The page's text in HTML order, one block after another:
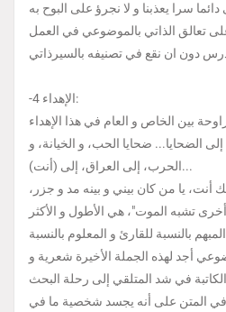
تعالق الذاتي بالموضوعي في العمل
-4 الإهداء:
إلى الضحايا... ضحايا الحب، و الخيانة، و
الحرب، إلى العراق، إلى (أنت)...
أنت، يا من كان بيني و بينه مد و جزر،
تشبه الموت"، هي الأطول و الأكثر
بالنسبة للقارئ و المعلوم بالنسبة
أجد لهذه الجملة الأخيرة شعرية و
في شد المتلقي إلى رحلة البحث
المتن على أنه يجسد شخصية ما في